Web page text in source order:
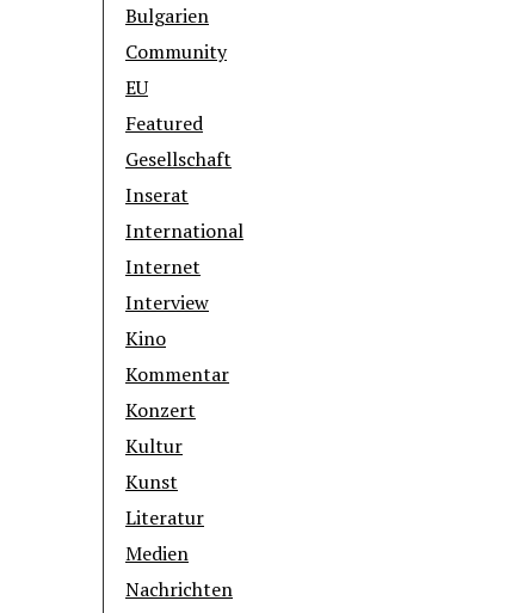
Bulgarien
Community
EU
Featured
Gesellschaft
Inserat
International
Internet
Interview
Kino
Kommentar
Konzert
Kultur
Kunst
Literatur
Medien
Nachrichten